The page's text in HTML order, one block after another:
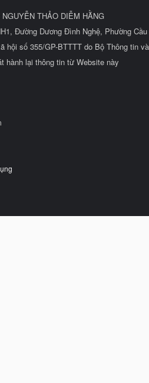
THẢO DIỄM HẰNG
Đường Dương Đình Nghệ, Phường
hội số 355/GP-BTTTT do Bộ Thông tin
hành lại thông tin từ Website này